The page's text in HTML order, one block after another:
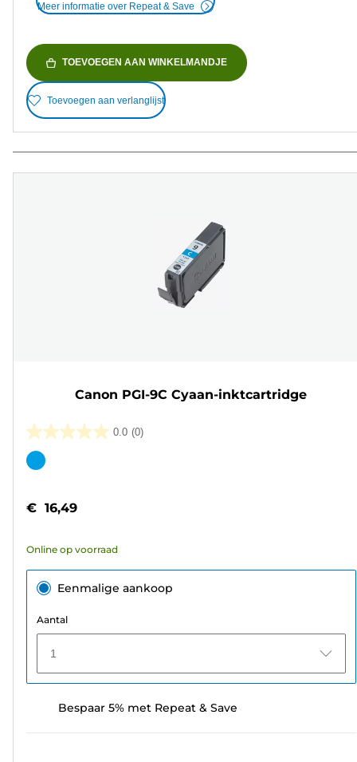
Meer informatie over Repeat & Save
TOEVOEGEN AAN WINKELMANDJE
Toevoegen aan verlanglijst
Canon PGI-9C Cyaan-inktcartridge
0.0 (0)
0.0
van
sterren.
Kleurencartridge
€ 16,49
Online op voorraad
Eenmalige aankoop
Aantal
1
Bespaar 5% met Repeat & Save